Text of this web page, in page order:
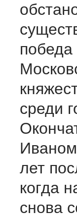
победа
среди
лет
когда
снова